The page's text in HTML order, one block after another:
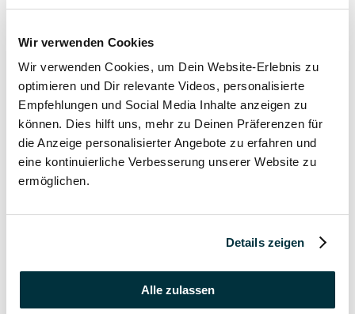
Wir verwenden Cookies
Wir verwenden Cookies, um Dein Website-Erlebnis zu
optimieren und Dir relevante Videos, personalisierte
Empfehlungen und Social Media Inhalte anzeigen zu
können. Dies hilft uns, mehr zu Deinen Präferenzen für
die Anzeige personalisierter Angebote zu erfahren und
eine kontinuierliche Verbesserung unserer Website zu
ermöglichen.
Details zeigen
Alle zulassen
22 August 2022
Hundefutter und Wasser im Urlaub: Worauf sollte
besonders geachtet werden?
Hunde
17 August 2022
Was dürfen Katzen nicht essen?
Katzen
Vitamin B für den Hund: Für was ist es wichtig?